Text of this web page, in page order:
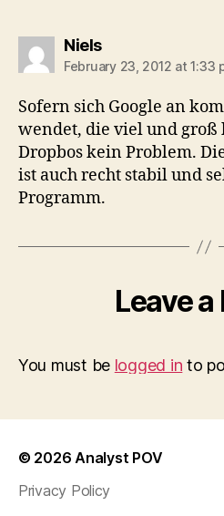
Nielssays:
February 23, 2012 at 1:33
Sofern sich Google an
wendet, die viel und groß
Dropbos kein Problem.
ist auch recht stabil und
Programm.
Leave a
You must be logged in to
© 2026Analyst POV
Privacy Policy